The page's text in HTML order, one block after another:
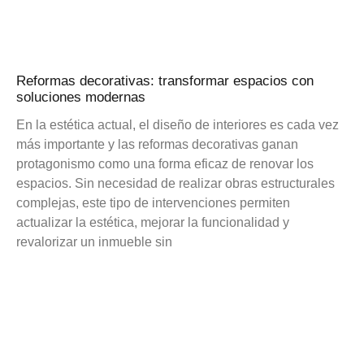
Reformas decorativas: transformar espacios con
soluciones modernas
En la estética actual, el diseño de interiores es cada vez
más importante y las reformas decorativas ganan
protagonismo como una forma eficaz de renovar los
espacios. Sin necesidad de realizar obras estructurales
complejas, este tipo de intervenciones permiten
actualizar la estética, mejorar la funcionalidad y
revalorizar un inmueble sin